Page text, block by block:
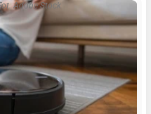
Adobe Stock